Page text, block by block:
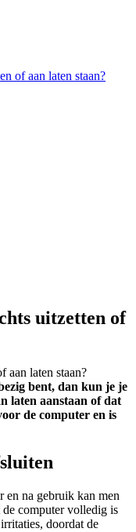
of aan laten staan?
uitzetten of
bent, dan kun je je
laten aanstaan of dat
de computer en is
en na gebruik kan men
computer volledig is
doordat de